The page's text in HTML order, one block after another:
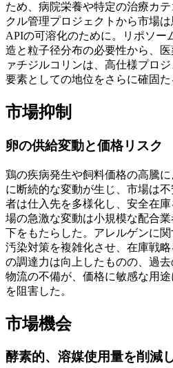
ため、病院栄養や特定の治療カ
クル管理プロジェクトから市場は
APIの可溶化のために。リポソー
造と粒子径分布の必要性から、
ァチジルコリンは、高仕様プロ
要素としての地位をさらに確固た
市場抑制
卵の供給変動と価格リスク
鶏の疾病発生や飼料価格の高騰
に断続的な変動が生じ、市場は
者は仕入先を多様化し、安全在
場の急激な変動は小規模な配合
下をもたらした。アレルゲンに
汚染対策を複雑化させ、在庫戦
の調達力は向上したものの、過
物流の不備が、価格に敏感な用
を阻害した。
市場機会
酵素的、溶媒使用量を削減